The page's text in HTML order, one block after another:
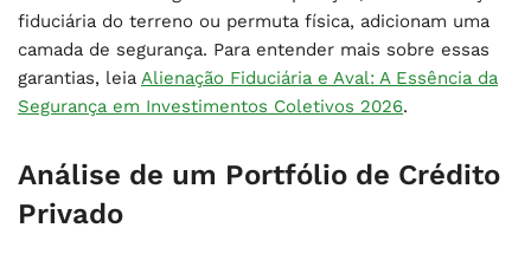
fiduciária do terreno ou permuta física, adicionam uma
camada de segurança. Para entender mais sobre essas
garantias, leia Alienação Fiduciária e Aval: A Essência da
Segurança em Investimentos Coletivos 2026.
Análise de um Portfólio de Crédito
Privado